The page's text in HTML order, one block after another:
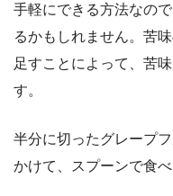
手軽にできる方法なの
るかもしれません。苦
足すことによって、苦
す。
半分に切ったグレープ
かけて、スプーンで食